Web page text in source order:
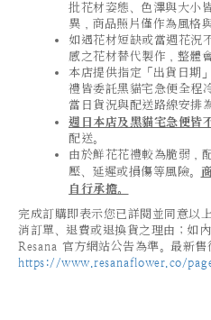
批花材姿態、色澤與大小
異，商品照片僅作為風格
如遇花材短缺或當週花況
感之花材替代製作，整體
本店提供指定「出貨日期
禮皆委託黑貓宅急便全程
當日貨況與配送路線安排為
週日本店及黑貓宅急便皆
配送。
由於鮮花花禮較為脆弱，
壓、延遲或損傷等風險。
自行承擔。
完成訂購即表示您已詳閱並同意以
消訂單、退費或退換貨之理由；如
Resana 官方網站公告為準。最新售
https://www.resanaflower.co/